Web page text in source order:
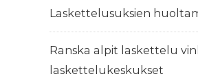
Laskettelusuksien
Ranska alpit laskettelu
laskettelukeskukset